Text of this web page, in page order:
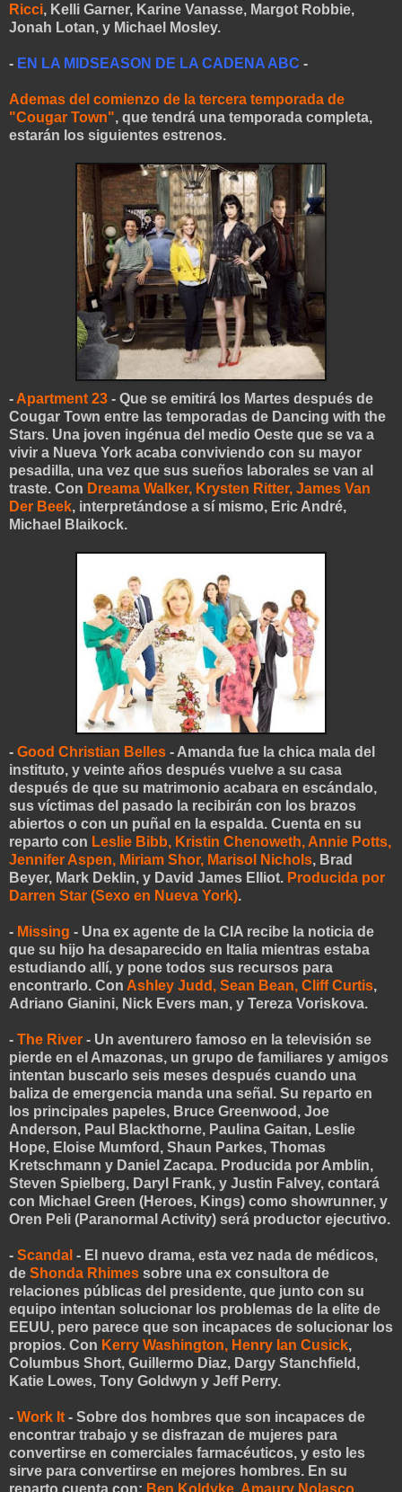
Ricci, Kelli Garner, Karine Vanasse, Margot Robbie,
Jonah Lotan, y Michael Mosley.
- EN LA MIDSEASON DE LA CADENA ABC -
Ademas del comienzo de la tercera temporada de
"Cougar Town", que tendrá una temporada completa,
estarán los siguientes estrenos.
- Apartment 23 - Que se emitirá los Martes después de
Cougar Town entre las temporadas de Dancing with the
Stars. Una joven ingénua del medio Oeste que se va a
vivir a Nueva York acaba conviviendo con su mayor
pesadilla, una vez que sus sueños laborales se van al
traste. Con Dreama Walker, Krysten Ritter, James Van
Der Beek, interpretándose a sí mismo, Eric André,
Michael Blaikock.
- Good Christian Belles - Amanda fue la chica mala del
instituto, y veinte años después vuelve a su casa
después de que su matrimonio acabara en escándalo,
sus víctimas del pasado la recibirán con los brazos
abiertos o con un puñal en la espalda. Cuenta en su
reparto con Leslie Bibb, Kristin Chenoweth, Annie Potts,
Jennifer Aspen, Miriam Shor, Marisol Nichols, Brad
Beyer, Mark Deklin, y David James Elliot. Producida por
Darren Star (Sexo en Nueva York).
- Missing - Una ex agente de la CIA recibe la noticia de
que su hijo ha desaparecido en Italia mientras estaba
estudiando allí, y pone todos sus recursos para
encontrarlo. Con Ashley Judd, Sean Bean, Cliff Curtis,
Adriano Gianini, Nick Evers man, y Tereza Voriskova.
- The River - Un aventurero famoso en la televisión se
pierde en el Amazonas, un grupo de familiares y amigos
intentan buscarlo seis meses después cuando una
baliza de emergencia manda una señal. Su reparto en
los principales papeles, Bruce Greenwood, Joe
Anderson, Paul Blackthorne, Paulina Gaitan, Leslie
Hope, Eloise Mumford, Shaun Parkes, Thomas
Kretschmann y Daniel Zacapa. Producida por Amblin,
Steven Spielberg, Daryl Frank, y Justin Falvey, contará
con Michael Green (Heroes, Kings) como showrunner, y
Oren Peli (Paranormal Activity) será productor ejecutivo.
- Scandal - El nuevo drama, esta vez nada de médicos,
de Shonda Rhimes sobre una ex consultora de
relaciones públicas del presidente, que junto con su
equipo intentan solucionar los problemas de la elite de
EEUU, pero parece que son incapaces de solucionar los
propios. Con Kerry Washington, Henry Ian Cusick,
Columbus Short, Guillermo Diaz, Dargy Stanchfield,
Katie Lowes, Tony Goldwyn y Jeff Perry.
- Work It - Sobre dos hombres que son incapaces de
encontrar trabajo y se disfrazan de mujeres para
convertirse en comerciales farmacéuticos, y esto les
sirve para convertirse en mejores hombres. En su
reparto cuenta con: Ben Koldyke, Amaury Nolasco